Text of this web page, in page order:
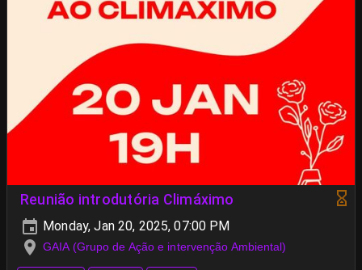
Reunião introdutória Climáximo
Monday, Jan 20, 2025, 07:00 PM
GAIA (Grupo de Ação e intervenção Ambiental)